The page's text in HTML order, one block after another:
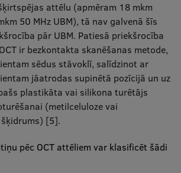
attēlu (apmēram 18 mkm
50 MHz UBM), tā nav galvenā šīs
pār UBM. Patiesā priekšrocība
ir bezkontakta skanēšanas metode,
sēdus stāvoklī, salīdzinot ar
jāatrodas supinētā pozīcijā un uz
plastikāta vai silikona turētājs
(metilceluloze vai
[5].
pēc OCT attēliem var klasificēt šādi